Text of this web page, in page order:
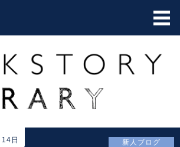
日 新人ブログ